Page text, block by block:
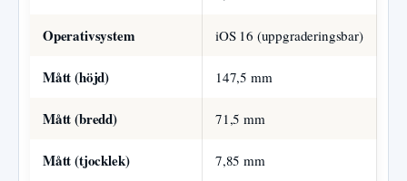
Operativsystem iOS 16 (uppgraderingsbar)
Mått (höjd) 147,5 mm
Mått (bredd) 71,5 mm
Mått (tjocklek) 7,85 mm